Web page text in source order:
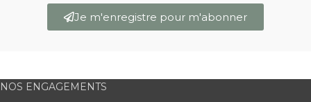
Je m'enregistre pour m'abonner
NOS ENGAGEMENTS